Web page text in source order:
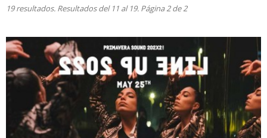
19 resultados. Resultados del 11 al 19. Página 2 de 2